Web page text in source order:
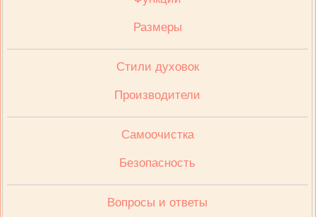
Размеры
Стили духовок
Производители
Cамоочистка
Безопасность
Вопросы и ответы